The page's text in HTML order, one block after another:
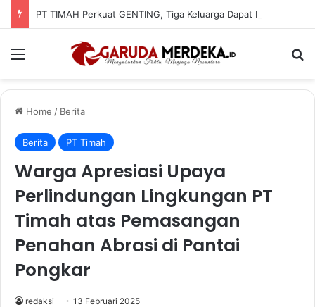
Menu
Home / Berita
Berita PT Timah
Warga Apresiasi Upaya
Perlindungan Lingkungan PT
Timah atas Pemasangan
Penahan Abrasi di Pantai
Pongkar
redaksi 13 Februari 2025